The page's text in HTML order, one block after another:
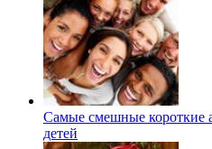
Самые смешные короткие
детей